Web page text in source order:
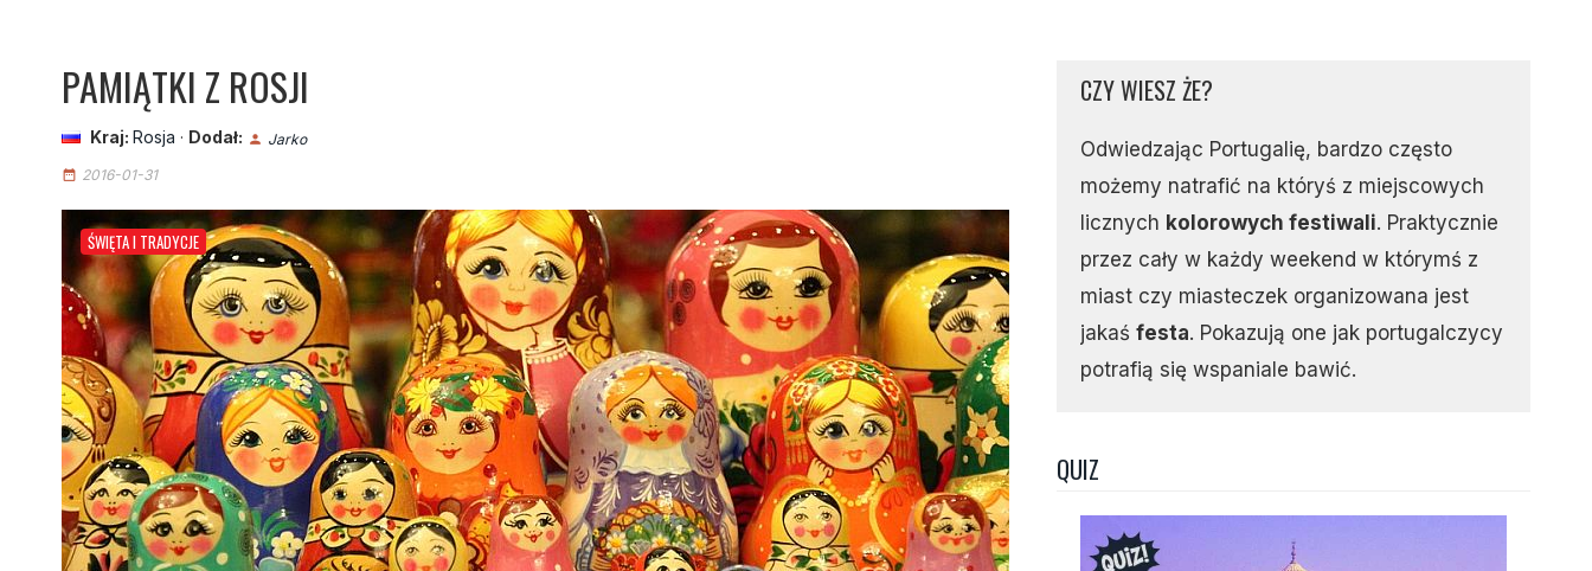
PAMIĄTKI Z ROSJI
Kraj: Rosja · Dodał: person Jarko
date_range 2016-01-31
ŚWIĘTA I TRADYCJE
CZY WIESZ ŻE?
Odwiedzając Portugalię, bardzo często
możemy natrafić na któryś z miejscowych
licznych kolorowych festiwali. Praktycznie
przez cały w każdy weekend w którymś z
miast czy miasteczek organizowana jest
jakaś festa. Pokazują one jak portugalczycy
potrafią się wspaniale bawić.
QUIZ